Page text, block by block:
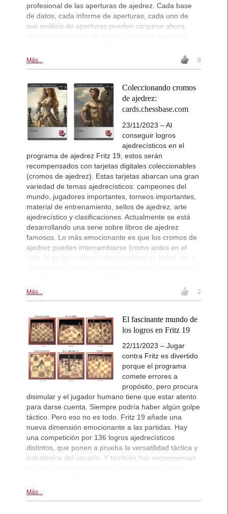
profesional de las aperturas de ajedrez. Cada base
de datos, cada informe de aperturas, cada uno de
sus análisis de aperturas pueden cargarse ahora
Más... 8
Coleccionando cromos
de ajedrez:
cards.chessbase.com
23/11/2023 – Al
conseguir logros
ajedrecísticos en el
programa de ajedrez Fritz 19, estos serán
recompensados con tarjetas digitales coleccionables
(cromos de ajedrez). Estas tarjetas abarcan una gran
variedad de temas ajedrecísticos: campeones del
mundo, jugadores importantes, torneos importantes,
material de entrenamiento, sellos de ajedrez, arte
ajedrecístico y clasificaciones. Actualmente se está
desarrollando una serie sobre libros de ajedrez
famosos. Lo más emocionante es que los cromos de
ajedrez pueden intercambiarse (como antes en el
cole, lo de los cromos coleccionables de fútbol, etc.)
Más... 2
El fascinante mundo de
los logros en Fritz 19
22/11/2023 – Jugar
contra Fritz es divertido
porque el programa
comete errores a
propósito, pero procura
disimular y el jugador humano tiene que estar atento
para darse cuenta. Siempre podría haber algún golpe
táctico. Pero eso no es todo. Fritz 19 añade una
nueva dimensión emocionante a las partidas. Hay
una competición por 136 logros ajedrecísticos
distintos, que ponen a prueba la versatilidad táctica y
estratégica del usuario. Y también hay recompensas
Más...